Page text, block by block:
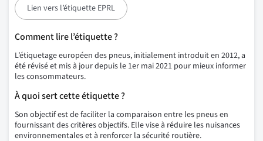
Lien vers l’étiquette EPRL
Comment lire l’étiquette ?
L’étiquetage européen des pneus, initialement introduit en 2012, a
été révisé et mis à jour depuis le 1er mai 2021 pour mieux informer
les consommateurs.
À quoi sert cette étiquette ?
Son objectif est de faciliter la comparaison entre les pneus en
fournissant des critères objectifs. Elle vise à réduire les nuisances
environnementales et à renforcer la sécurité routière.